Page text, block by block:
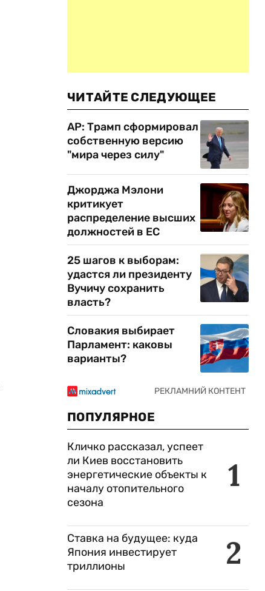
ЧИТАЙТЕ СЛЕДУЮЩЕЕ
AP: Трамп сформировал
собственную версию
"мира через силу"
Джорджа Мэлони
критикует
распределение высших
должностей в ЕС
25 шагов к выборам:
удастся ли президенту
Вучичу сохранить
власть?
Словакия выбирает
Парламент: каковы
варианты?
ПОПУЛЯРНОЕ
1
Кличко рассказал, успеет
ли Киев восстановить
энергетические объекты к
началу отопительного
сезона
2
Ставка на будущее: куда
Япония инвестирует
триллионы